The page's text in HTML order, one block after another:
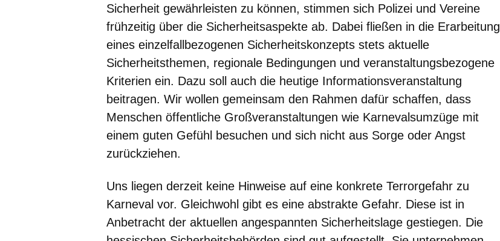
Sicherheit gewährleisten zu können, stimmen sich Polizei und Vereine
frühzeitig über die Sicherheitsaspekte ab. Dabei fließen in die Erarbeitung
eines einzelfallbezogenen Sicherheitskonzepts stets aktuelle
Sicherheitsthemen, regionale Bedingungen und veranstaltungsbezogene
Kriterien ein. Dazu soll auch die heutige Informationsveranstaltung
beitragen. Wir wollen gemeinsam den Rahmen dafür schaffen, dass
Menschen öffentliche Großveranstaltungen wie Karnevalsumzüge mit
einem guten Gefühl besuchen und sich nicht aus Sorge oder Angst
zurückziehen.
Uns liegen derzeit keine Hinweise auf eine konkrete Terrorgefahr zu
Karneval vor. Gleichwohl gibt es eine abstrakte Gefahr. Diese ist in
Anbetracht der aktuellen angespannten Sicherheitslage gestiegen. Die